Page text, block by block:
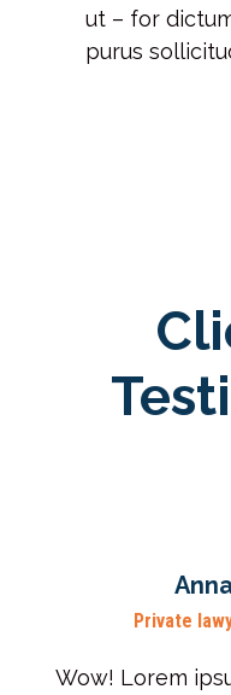
ut – for
purus
Private
Wow! Lorem